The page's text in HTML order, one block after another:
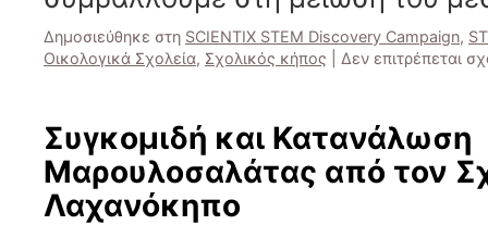
Δημοσιεύθηκε στη SCIENTIX STEM Discovery Campaign,
Οικολογικά Σχολεία, Σχολικός κήπος Δεν επιτρέπεται
Συγκομιδή και Κατανάλωση
Μαρουλοσαλάτας από τον
Λαχανόκηπο